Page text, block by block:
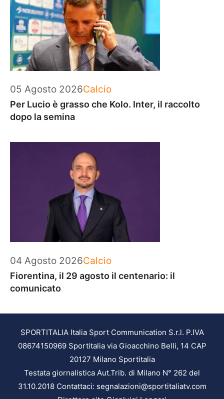
05 Agosto 2026Categorie
Calcio
Per Lucio è grasso che Kolo. Inter, il raccolto
dopo la semina
04 Agosto 2026Categorie
Calcio
Fiorentina, il 29 agosto il centenario: il
comunicato
SPORTITALIA Italia Sport Communication S.r.l. P.IVA
08674150969 Sportitalia via Gioacchino Belli, 14 CAP
20127 Milano Sportitalia
Testata giornalistica Aut.Trib. di Milano N° 262 del
31.10.2018 Contattaci: segnalazioni@sportitaliatv.com